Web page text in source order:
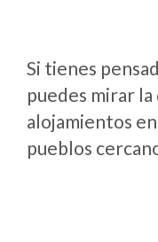
Si tienes
puedes mirar
alojamientos
pueblos